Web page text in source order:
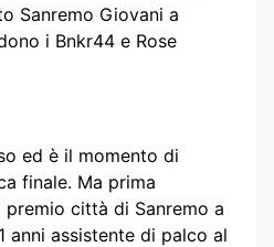
Sanremo Giovani a
i Bnkr44 e Rose
ed è il momento di
finale. Ma prima
premio città di Sanremo a
anni assistente di palco al